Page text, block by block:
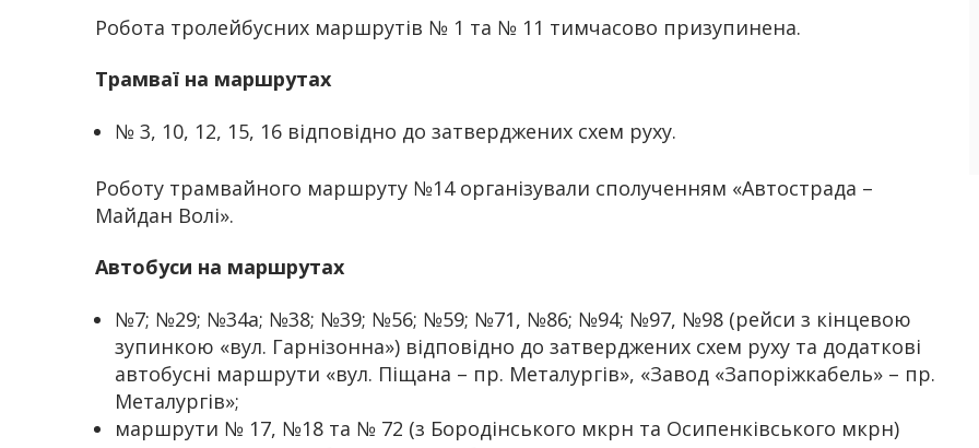
Робота тролейбусних маршрутів № 1 та № 11 тимчасово призупинена.
Трамваї на маршрутах
№ 3, 10, 12, 15, 16 відповідно до затверджених схем руху.
Роботу трамвайного маршруту №14 організували сполученням «Автострада –
Майдан Волі».
Автобуси на маршрутах
№7; №29; №34а; №38; №39; №56; №59; №71, №86; №94; №97, №98 (рейси з кінцевою
зупинкою «вул. Гарнізонна») відповідно до затверджених схем руху та додаткові
автобусні маршрути «вул. Піщана – пр. Металургів», «Завод «Запоріжкабель» – пр.
Металургів»;
маршрути № 17, №18 та № 72 (з Бородінського мкрн та Осипенківського мкрн)